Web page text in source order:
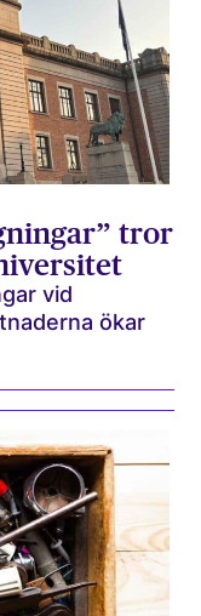
tror
vid
ökar